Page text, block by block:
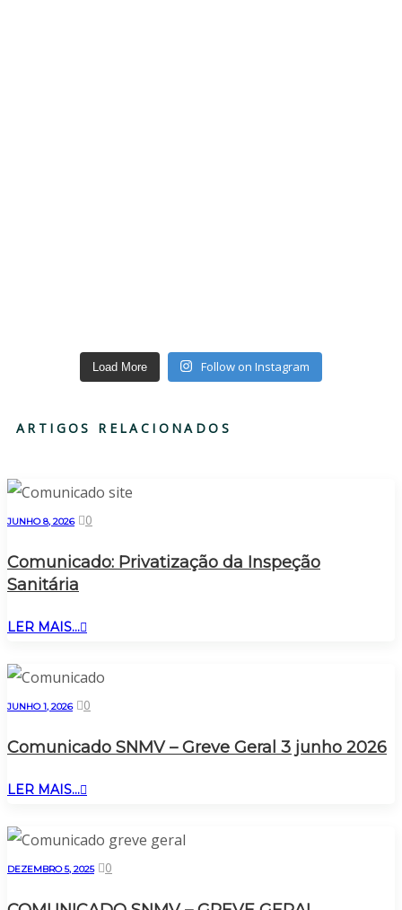
Load More Follow on Instagram
ARTIGOS RELACIONADOS
JUNHO 8, 2026 0
Comunicado: Privatização da Inspeção
Sanitária
LER MAIS...
JUNHO 1, 2026 0
Comunicado SNMV – Greve Geral 3 junho 2026
LER MAIS...
DEZEMBRO 5, 2025 0